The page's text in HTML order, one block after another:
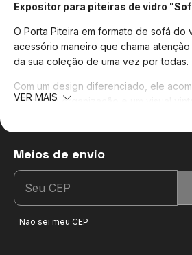
Expositor para piteiras de vidro
O Porta Piteira em formato de sofá do
acessório maneiro que chama
da sua coleção de uma vez por todas.
Com um design diferenciado, ele
vidro com organização e um visual
12 furos para piteiras de até 5mm ,
VER MAIS
ENTREGAS PARA O CEP:
Meios de envio
Não sei meu CEP